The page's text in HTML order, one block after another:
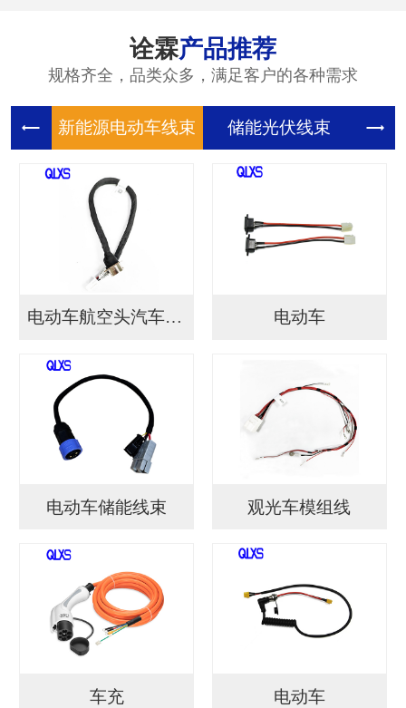
诠霖产品推荐
规格齐全，品类众多，满足客户的各种需求
新能源电 储能光伏
电动车航空头汽车连接... 电动车
电动车储能线束 观光车模组线
车充 电动车